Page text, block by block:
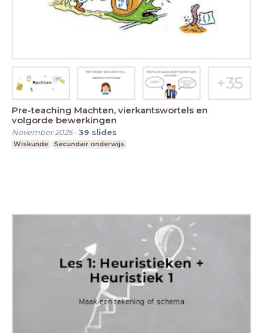
Pre-teaching Machten, vierkantswortels en
volgorde bewerkingen
November 2025-39 slides
Wiskunde Secundair onderwijs